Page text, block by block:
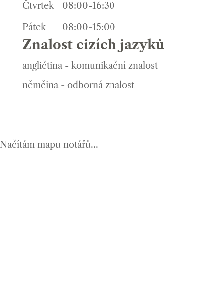
Čtvrtek
08:00-16:30
Pátek
08:00-15:00
Znalost cizích jazyků
angličtina - komunikační znalost
němčina - odborná znalost
Načítám mapu notářů...